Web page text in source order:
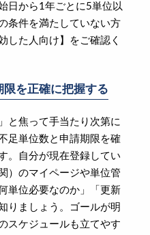
日から1年ごとに5単位以
条件を満たしていない方
した人向け】をご確認く
限を正確に把握する
と焦って手当たり次第に
足単位数と申請期限を確
。自分が現在登録してい
）のマイページや単位管
単位必要なのか」「更新
りましょう。ゴールが明
スケジュールも立てやす